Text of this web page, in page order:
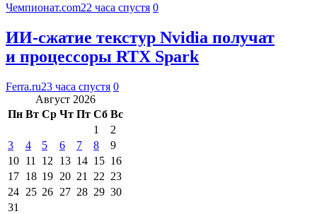
Чемпионат.com22 часа спустя 0
ИИ-сжатие текстур Nvidia получат
и процессоры RTX Spark
Ferra.ru23 часа спустя 0
Август 2026
Пн Вт Ср Чт Пт Сб Вс
1
2
3
4 5 6 7 8
9
10 11 12 13 14 15 16
17 18 19 20 21 22 23
24 25 26 27 28 29 30
31